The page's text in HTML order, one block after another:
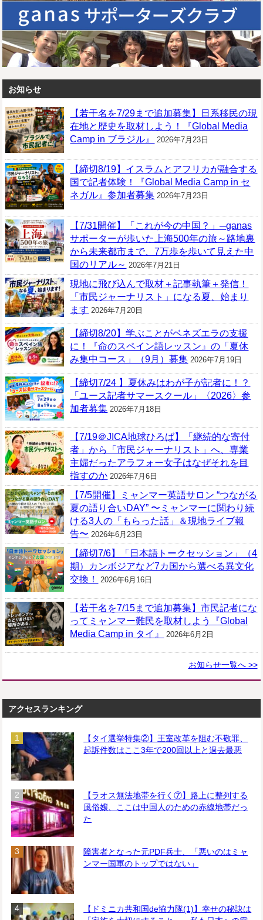
お知らせ
【若干名を7/29まで追加募集】日系移民の現
在地と歴史を取材しよう！『Global Media
Camp in ブラジル』
2026年7月23日
【締切8/19】イスラムとアフリカが融合する
国で記者体験！『Global Media Camp in セ
ネガル』参加者募集 2026年7月23日
【7/31開催】「これが今の中国？」─ganas
サポーターが歩いた上海500年の旅～路地裏
から未来都市まで、7万歩を歩いて見えた中
国のリアル～ 2026年7月21日
現地に飛び込んで取材＋記事執筆＋発信！
「市民ジャーナリスト」になる夏、始まり
ます 2026年7月20日
【締切8/20】学ぶことがベネズエラの支援
に！『命のスペイン語レッスン』の「夏休
み集中コース」（9月）募集 2026年7月19日
【締切7/24 】夏休みはわが子が記者に！？
「ユース記者サマースクール」〈2026〉参
加者募集 2026年7月18日
【7/19＠JICA地球ひろば】「継続的な寄付
者」から「市民ジャーナリスト」へ、専業
主婦だったアラフォー女子はなぜそれを目
指すのか 2026年7月6日
【7/5開催】ミャンマー英語サロン “つながる
夏の語り合いDAY” 〜ミャンマーに関わり続
ける3人の「もらった話」＆現地ライブ報
告〜 2026年6月23日
【締切7/6】「日本語トークセッション」（4
期）カンボジアなど7カ国から選べる異文化
交換！
2026年6月16日
【若干名を7/15まで追加募集】市民記者にな
ってミャンマー難民を取材しよう『Global
Media Camp in タイ』
2026年6月2日
お知らせ一覧へ >>
アクセスランキング
【タイ選挙特集②】王室改革を阻む不敬罪、
起訴件数はここ3年で200回以上と過去最悪
【ラオス無法地帯を行く⑦】路上に整列する
風俗嬢、ここは中国人のための赤線地帯だっ
た
障害者となった元PDF兵士、「悪いのはミャ
ンマー国軍のトップではない」
【ドミニカ共和国de協力隊(1)】幸せの秘訣は